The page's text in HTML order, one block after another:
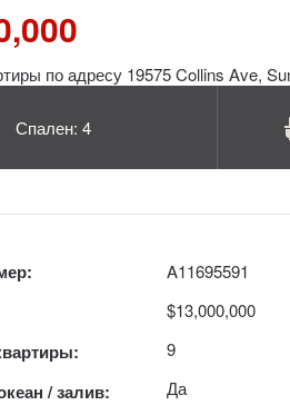
Спален: 4
/ залив:
A11695591
$13,000,000
9
Да